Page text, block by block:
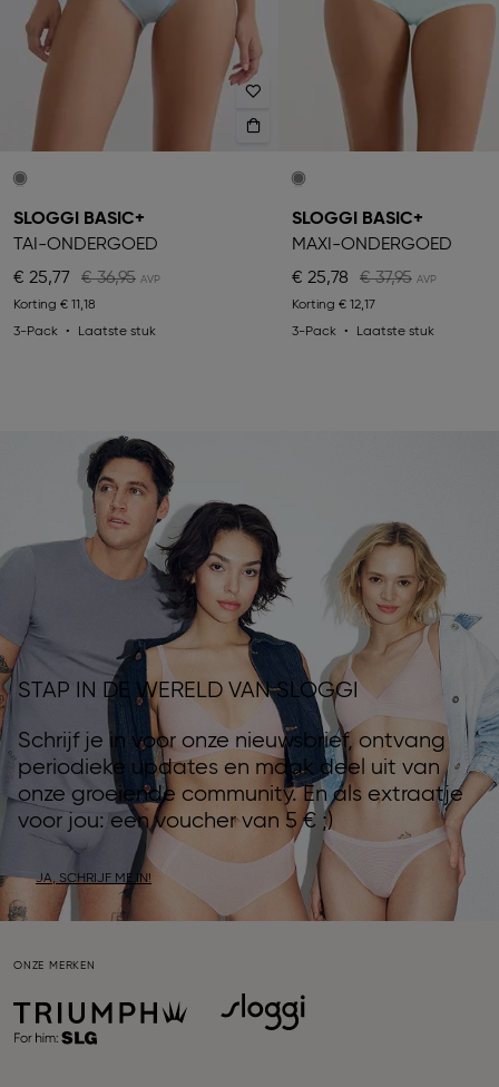
SLOGGI BASIC+
TAI-ONDERGOED
€ 25,77
€ 36,95
Korting € 11,18
3-Pack
Laatste stuk
SLOGGI BASIC+
MAXI-ONDERGOED
€ 25,78
€ 37,95
Korting € 12,17
3-Pack
Laatste stuk
STAP IN DE WERELD VAN SLOGGI
Schrijf je in voor onze nieuwsbrief, ontvang
periodieke updates en maak deel uit van
onze groeiende community. En als extraatje
voor jou: een voucher van 5 € ;)
JA, SCHRIJF ME IN!
ONZE MERKEN